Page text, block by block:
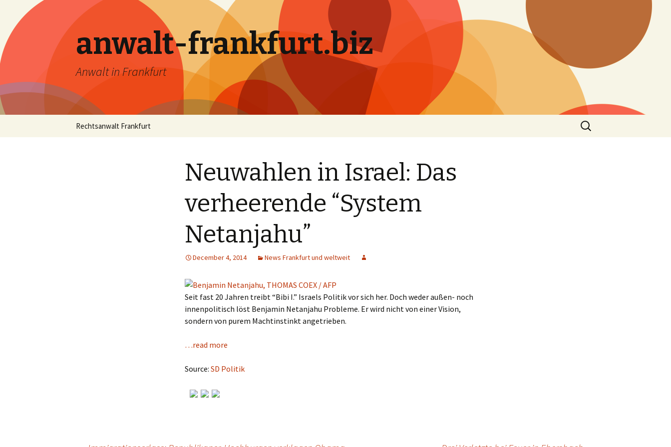
anwalt-frankfurt.biz
Anwalt in Frankfurt
Skip
Rechtsanwalt Frankfurt
Search
for:
Neuwahlen in Israel: Das
verheerende “System
Netanjahu”
December 4, 2014 News Frankfurt und weltweit
Seit fast 20 Jahren treibt “Bibi I.” Israels Politik vor sich her. Doch weder außen- noch
innenpolitisch löst Benjamin Netanjahu Probleme. Er wird nicht von einer Vision,
sondern von purem Machtinstinkt angetrieben.
…read more
Source: SD Politik